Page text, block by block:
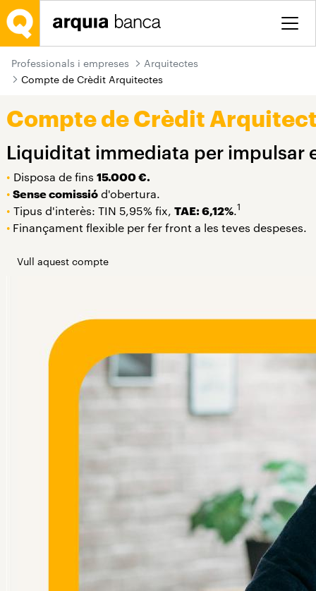
Salta al contingut principal
Professionals i empreses
Arquitectes
Compte de Crèdit Arquitectes
Compte de Crèdit
Liquiditat immediata per impulsar
• Disposa de fins 15.000 €.
• Sense comissiód'obertura.
• Tipus d'interès: TIN 5,95% fix, TAE: 6,12%.1
• Finançament flexible per fer front a les teves despeses.
Vull aquest compte